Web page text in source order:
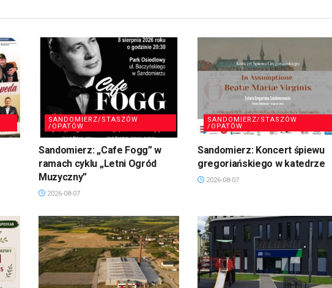
SANDOMIERZ/STASZÓW
/OPATÓW
Sandomierz: „Cafe Fogg” w
ramach cyklu „Letni Ogród
Muzyczny”
2026-08-07
SANDOMIERZ/STASZÓW
/OPATÓW
Sandomierz: Koncert śpiewu
gregoriańskiego w katedrze
2026-08-07